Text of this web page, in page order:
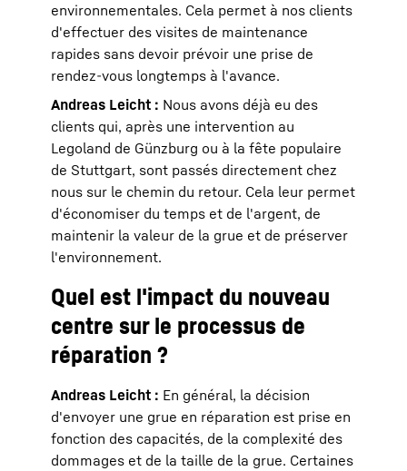
environnementales. Cela permet à nos clients
d'effectuer des visites de maintenance
rapides sans devoir prévoir une prise de
rendez-vous longtemps à l'avance.
Andreas Leicht : Nous avons déjà eu des
clients qui, après une intervention au
Legoland de Günzburg ou à la fête populaire
de Stuttgart, sont passés directement chez
nous sur le chemin du retour. Cela leur permet
d'économiser du temps et de l'argent, de
maintenir la valeur de la grue et de préserver
l'environnement.
Quel est l'impact du nouveau
centre sur le processus de
réparation ?
Andreas Leicht : En général, la décision
d'envoyer une grue en réparation est prise en
fonction des capacités, de la complexité des
dommages et de la taille de la grue. Certaines